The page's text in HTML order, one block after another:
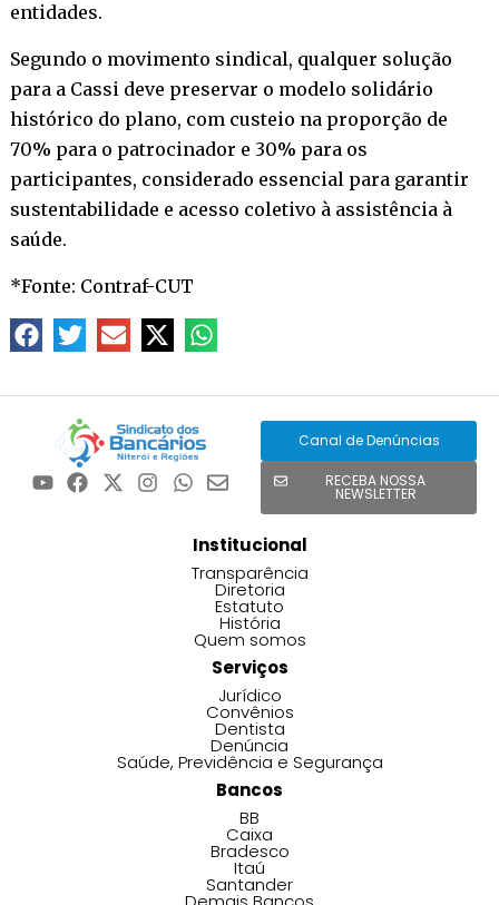
entidades.
Segundo o movimento sindical, qualquer solução
para a Cassi deve preservar o modelo solidário
histórico do plano, com custeio na proporção de
70% para o patrocinador e 30% para os
participantes, considerado essencial para garantir
sustentabilidade e acesso coletivo à assistência à
saúde.
*Fonte: Contraf-CUT
Canal de Denúncias
RECEBA NOSSA
NEWSLETTER
Institucional
Transparência
Diretoria
Estatuto
História
Quem somos
Serviços
Jurídico
Convênios
Dentista
Denúncia
Saúde, Previdência e Segurança
Bancos
BB
Caixa
Bradesco
Itaú
Santander